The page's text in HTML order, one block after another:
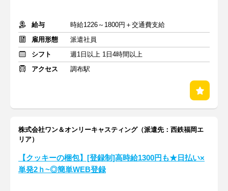
給与
時給1226～1800円＋交通費支給
雇用形態
派遣社員
シフト
週1日以上 1日4時間以上
アクセス
調布駅
株式会社ワン＆オンリーキャスティング（派遣先：西鉄福岡エ
リア）
【クッキーの梱包】[登録制]高時給1300円も★日払い×
単発2ｈ~◎簡単WEB登録